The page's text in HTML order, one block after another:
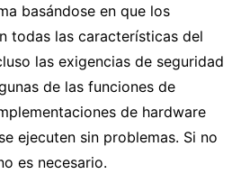
basándose en que los
todas las características del
las exigencias de seguridad
de las funciones de
de hardware
ejecuten sin problemas. Si no
es necesario.